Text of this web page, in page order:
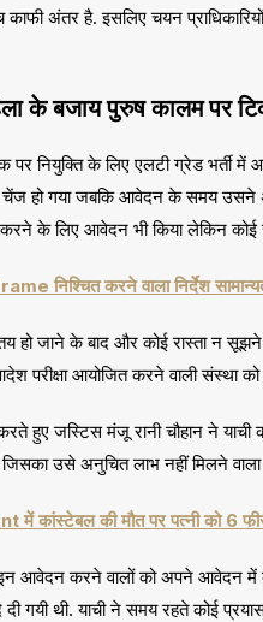
अंतर है. इसलिए चयन
के बजाय पुरुष कालम पर
पर नियुक्ति के लिए एलटी ग्रेड
हो गया जबकि आवेदन के समय उसने
के लिए आवेदन भी किया लेकिन कोई
निश्चित करने वाला निर्देश सामान्यत:
हो जाने के बाद और कोई रास्ता न
परीक्षा आयोजित करने वाली संस्था
करते हुए जस्टिस मंजू रानी चौहान ने
उसे अनुचित लाभ नहीं मिलने वाला के
कांस्टेबल की मौत पर पत्नी को 6
आवेदन करने वालों को अपने आवेदन में
दी गयी थी. याची ने समय रहते कोई